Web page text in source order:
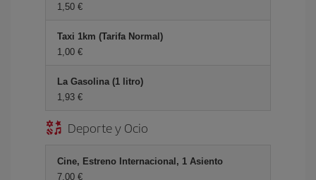
1,50 €
Taxi 1km (Tarifa Normal)
1,00 €
La Gasolina (1 litro)
1,93 €
Deporte y Ocio
Cine, Estreno Internacional, 1 Asiento
7,00 €